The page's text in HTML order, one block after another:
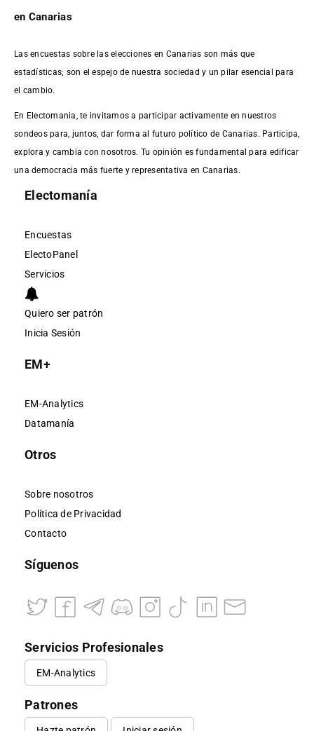
en Canarias
Las encuestas sobre las elecciones en Canarias son más que
estadísticas; son el espejo de nuestra sociedad y un pilar esencial para
el cambio.
En Electomania, te invitamos a participar activamente en nuestros
sondeos para, juntos, dar forma al futuro político de Canarias. Participa,
explora y cambia con nosotros. Tu opinión es fundamental para edificar
una democracia más fuerte y representativa en Canarias.
Electomanía
Encuestas
ElectoPanel
Servicios
Quiero ser patrón
Inicia Sesión
EM+
EM-Analytics
Datamanía
Otros
Sobre nosotros
Política de Privacidad
Contacto
Síguenos
Servicios Profesionales
EM-Analytics
Patrones